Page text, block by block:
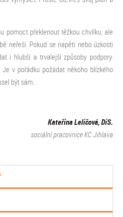
pomoct překlenout těžkou chvilku, ale
neřeší. Pokud se napětí nebo úzkosti
i hlubší a trvalejší způsoby podpory.
v pořádku požádat někoho blízkého
být sám.
Kateřina Leličová, DiS.
sociální pracovnice KC Jihlava